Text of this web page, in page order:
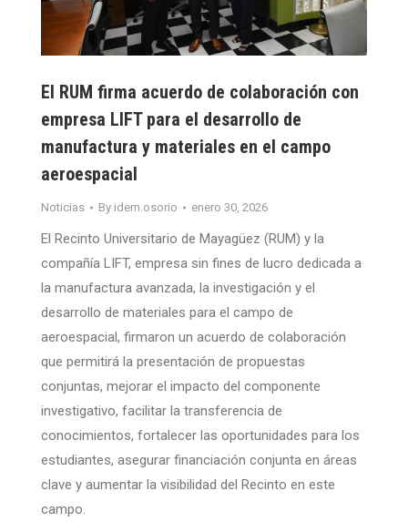
El RUM firma acuerdo de colaboración con
empresa LIFT para el desarrollo de
manufactura y materiales en el campo
aeroespacial
Noticias By idem.osorio enero 30, 2026
El Recinto Universitario de Mayagüez (RUM) y la
compañía LIFT, empresa sin fines de lucro dedicada a
la manufactura avanzada, la investigación y el
desarrollo de materiales para el campo de
aeroespacial, firmaron un acuerdo de colaboración
que permitirá la presentación de propuestas
conjuntas, mejorar el impacto del componente
investigativo, facilitar la transferencia de
conocimientos, fortalecer las oportunidades para los
estudiantes, asegurar financiación conjunta en áreas
clave y aumentar la visibilidad del Recinto en este
campo.